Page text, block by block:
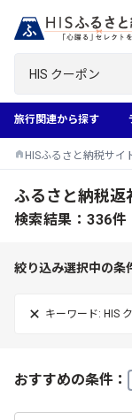
旅行関連から探す
HISふるさと納税サイ
ふるさと納税返
検索結果：336件
絞り込み選択中の条
キーワード: HIS
おすすめの条件：